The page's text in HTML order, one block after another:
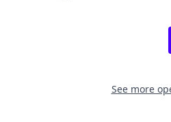
See more